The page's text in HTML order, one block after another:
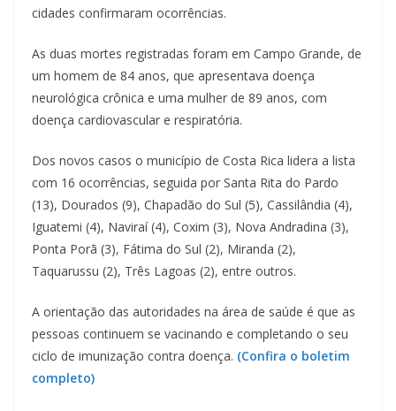
cidades confirmaram ocorrências.
As duas mortes registradas foram em Campo Grande, de
um homem de 84 anos, que apresentava doença
neurológica crônica e uma mulher de 89 anos, com
doença cardiovascular e respiratória.
Dos novos casos o município de Costa Rica lidera a lista
com 16 ocorrências, seguida por Santa Rita do Pardo
(13), Dourados (9), Chapadão do Sul (5), Cassilândia (4),
Iguatemi (4), Naviraí (4), Coxim (3), Nova Andradina (3),
Ponta Porã (3), Fátima do Sul (2), Miranda (2),
Taquarussu (2), Três Lagoas (2), entre outros.
A orientação das autoridades na área de saúde é que as
pessoas continuem se vacinando e completando o seu
ciclo de imunização contra doença. (Confira o boletim
completo)